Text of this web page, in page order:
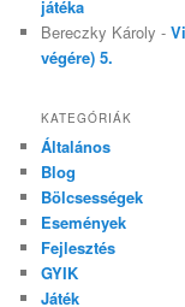
játéka
Bereczky Károly -
végére) 5.
KATEGÓRIÁK
Általános
Blog
Bölcsességek
Események
Fejlesztés
GYIK
Játék